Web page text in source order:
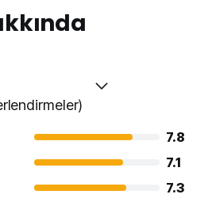
7.8
7.1
7.3